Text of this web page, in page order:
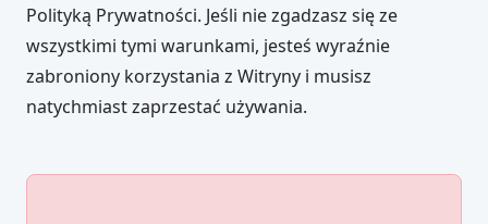
Polityką Prywatności. Jeśli nie zgadzasz się ze
wszystkimi tymi warunkami, jesteś wyraźnie
zabroniony korzystania z Witryny i musisz
natychmiast zaprzestać używania.